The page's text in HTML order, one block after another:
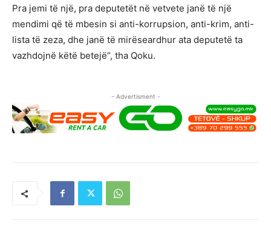
Pra jemi të një, pra deputetët në vetvete janë të një
mendimi që të mbesin si anti-korrupsion, anti-krim, anti-
lista të zeza, dhe janë të mirëseardhur ata deputetë ta
vazhdojnë këtë betejë”, tha Qoku.
- Advertisment -